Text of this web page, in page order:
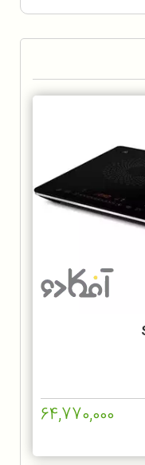
64,770,000